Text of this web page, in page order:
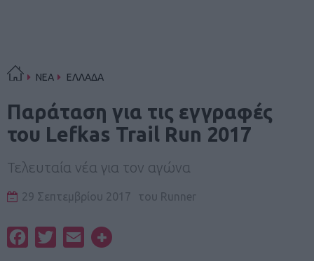
ΝΕΑ ΕΛΛΑΔΑ
Παράταση για τις εγγραφές
του Lefkas Trail Run 2017
Τελευταία νέα για τον αγώνα
29 Σεπτεμβρίου 2017 του Runner
FacebookTwitterEmail